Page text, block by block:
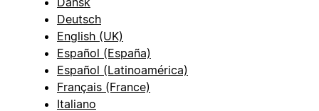
Deutsch
English (UK)
Español (España)
Español (Latinoamérica)
Français (France)
Italiano